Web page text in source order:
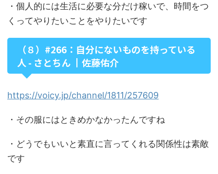
・個人的には生活に必要な分だけ稼いで、時間をつ
くってやりたいことをやりたいです
（８）#266：自分にないものを持っている
人 - さとちん ┃佐藤佑介
https://voicy.jp/channel/1811/257609
・その服にはときめかなかったんですね
・どうでもいいと素直に言ってくれる関係性は素敵
です